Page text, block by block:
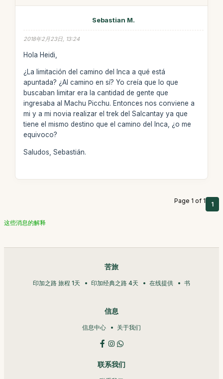
Sebastian M.
2018年2月23日, 13:24
Hola Heidi,
¿La limitación del camino del Inca a qué está
apuntada? ¿Al camino en sí? Yo creía que lo que
buscaban limitar era la cantidad de gente que
ingresaba al Machu Picchu. Entonces nos conviene a
mi y a mi novia realizar el trek del Salcantay ya que
tiene el mismo destino que el camino del Inca, ¿o me
equivoco?
Saludos, Sebastián.
Page 1 of 1 1
这些消息的解释
苦旅
印加之路 旅程 1天 印加经典之路 4天 在线提供 书
信息
信息中心 关于我们
联系我们